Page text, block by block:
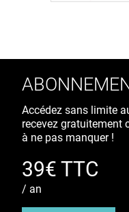
Accédez sans limite
recevez gratuitement
à ne pas manquer !
39€ TTC
/ an